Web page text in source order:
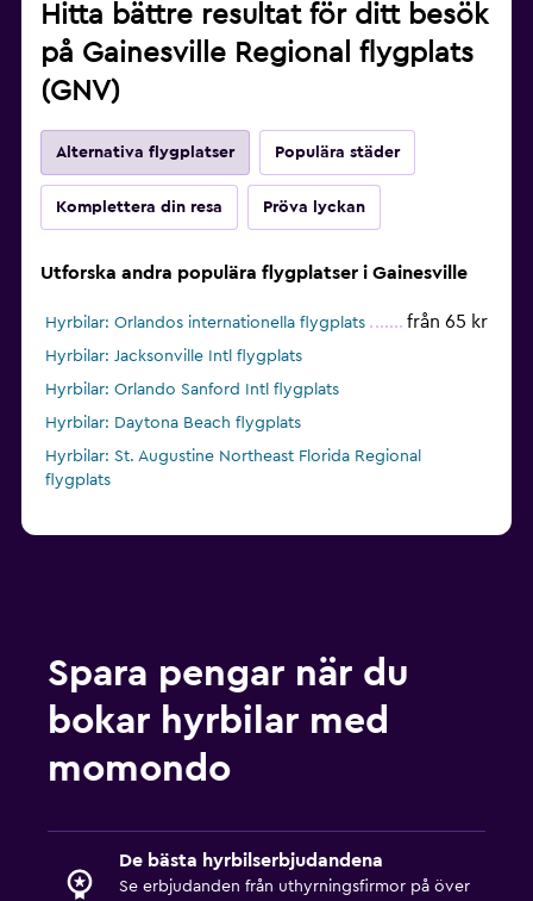
Hitta bättre resultat för ditt besök
på Gainesville Regional flygplats
(GNV)
Alternativa flygplatser Populära städer
Komplettera din resa Pröva lyckan
Utforska andra populära flygplatser i Gainesville
Hyrbilar: Orlandos internationella flygplats från 65 kr
Hyrbilar: Jacksonville Intl flygplats
Hyrbilar: Orlando Sanford Intl flygplats
Hyrbilar: Daytona Beach flygplats
Hyrbilar: St. Augustine Northeast Florida Regional
flygplats
Spara pengar när du
bokar hyrbilar med
momondo
De bästa hyrbilserbjudandena
Se erbjudanden från uthyrningsfirmor på över